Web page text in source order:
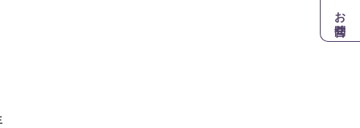
お問合せ